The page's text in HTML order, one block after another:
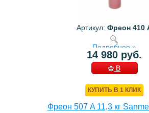
Артикул: Фреон 410
Подробнее »
14 980 руб.
В
КУПИТЬ В 1 КЛИК
Фреон 507 A 11,3 кг